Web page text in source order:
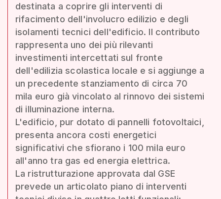
destinata a coprire gli interventi di
rifacimento dell'involucro edilizio e degli
isolamenti tecnici dell'edificio. Il contributo
rappresenta uno dei più rilevanti
investimenti intercettati sul fronte
dell'edilizia scolastica locale e si aggiunge a
un precedente stanziamento di circa 70
mila euro già vincolato al rinnovo dei sistemi
di illuminazione interna.
L'edificio, pur dotato di pannelli fotovoltaici,
presenta ancora costi energetici
significativi che sfiorano i 100 mila euro
all'anno tra gas ed energia elettrica.
La ristrutturazione approvata dal GSE
prevede un articolato piano di interventi